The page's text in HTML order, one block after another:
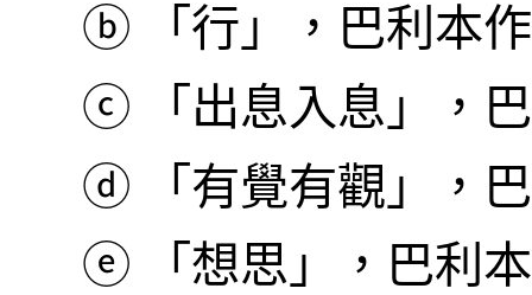
ⓑ
「行」，巴利本
ⓒ
「出息入息」，
ⓓ
「有覺有觀」，
ⓔ
「想思」，巴利